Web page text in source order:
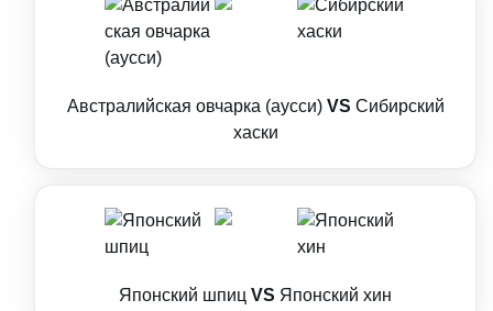
Австралийская овчарка (аусси) VS Сибирский
хаски
Японский шпиц VS Японский хин